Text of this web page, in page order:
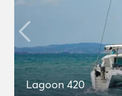
Lagoon 420